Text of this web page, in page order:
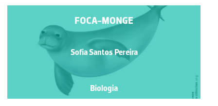
FOCA-MONGE
Sofia Santos Pereira
Biologia